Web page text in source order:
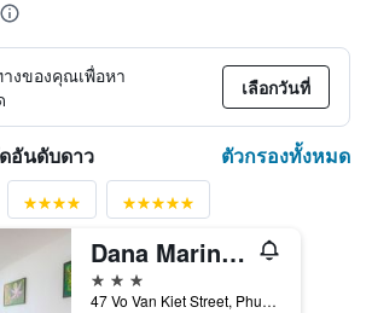
งของคุณเพื่อหา
เลือกวันที่
อันดับดาว ตัวกรองทั้งหมด
Dana Marina Boutique Hotel
3 ดาว
47 Vo Van Kiet Street, Phuoc My Ward, Son Tra District, ดานัง, เวียดนาม